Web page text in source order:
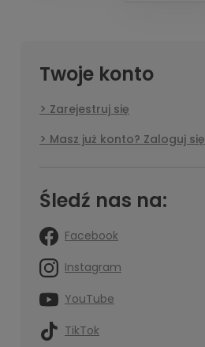
Twoje konto
Zarejestruj się
Masz już konto? Zaloguj się
Śledź nas na:
Facebook
Instagram
YouTube
TikTok